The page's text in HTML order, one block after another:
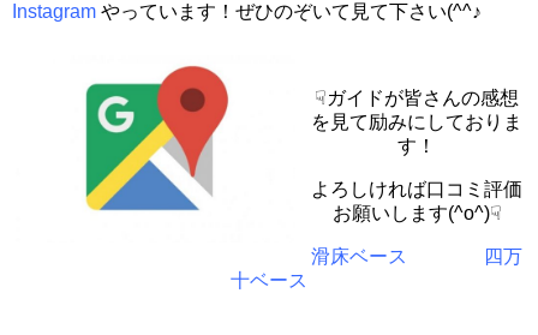
Instagram やっています！ぜひのぞいて見て下さい(^^♪
☟ガイドが皆さんの感想
を見て励みにしておりま
す！
よろしければ口コミ評価
お願いします(^o^)☟
滑床ベース
四万
十ベース